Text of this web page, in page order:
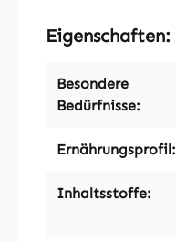
Eigenschaften:
Besondere
Bedürfnisse:
Ernährungsprofil:
Inhaltsstoffe: